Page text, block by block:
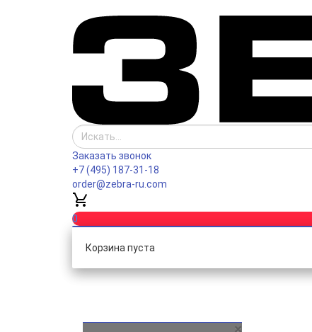
Заказать звонок
+7 (495) 187-31-18
order@zebra-ru.com
0
Корзина пуста